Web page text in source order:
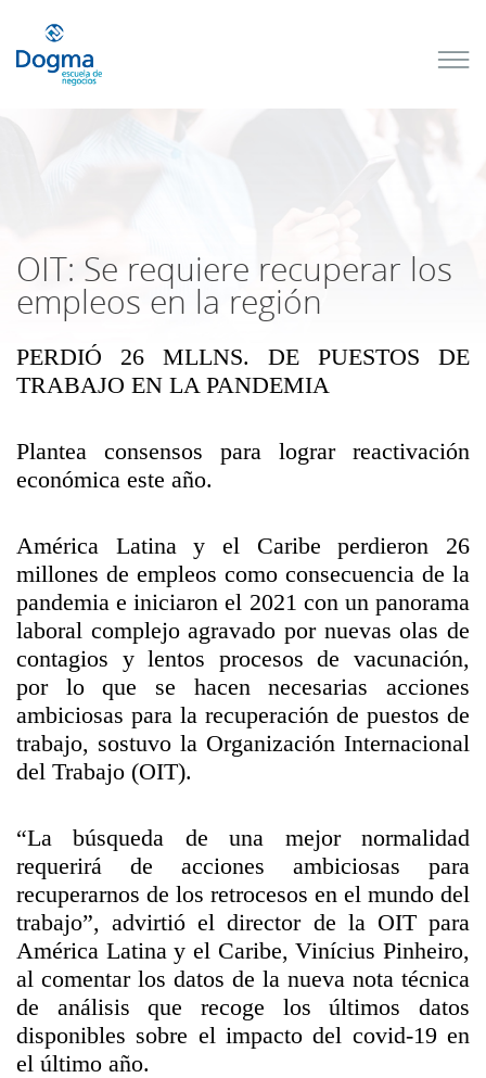
OIT: Se requiere recuperar los
empleos en la región
PERDIÓ 26 MLLNS. DE PUESTOS DE
TRABAJO EN LA PANDEMIA
Plantea consensos para lograr reactivación
económica este año.
América Latina y el Caribe perdieron 26
millones de empleos como consecuencia de la
pandemia e iniciaron el 2021 con un panorama
laboral complejo agravado por nuevas olas de
contagios y lentos procesos de vacunación,
por lo que se hacen necesarias acciones
ambiciosas para la recuperación de puestos de
trabajo, sostuvo la Organización Internacional
del Trabajo (OIT).
“La búsqueda de una mejor normalidad
requerirá de acciones ambiciosas para
recuperarnos de los retrocesos en el mundo del
trabajo”, advirtió el director de la OIT para
América Latina y el Caribe, Vinícius Pinheiro,
al comentar los datos de la nueva nota técnica
de análisis que recoge los últimos datos
disponibles sobre el impacto del covid-19 en
el último año.
próximos
Más Cursos